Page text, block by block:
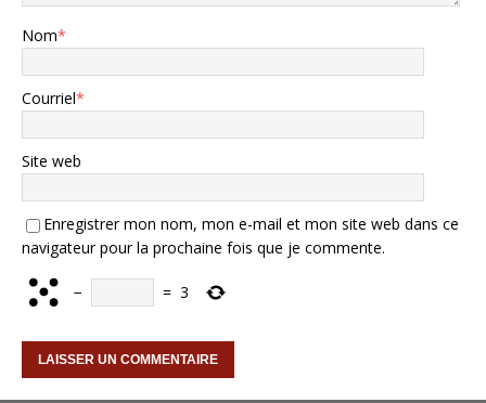
Nom*
Courriel*
Site web
Enregistrer mon nom, mon e-mail et mon site web dans ce
navigateur pour la prochaine fois que je commente.
− = 3